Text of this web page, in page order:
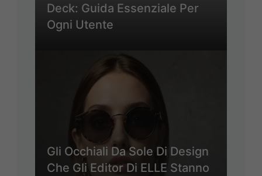
Deck: Guida Essenziale Per
Ogni Utente
Gli Occhiali Da Sole Di Design
Che Gli Editor Di ELLE Stanno